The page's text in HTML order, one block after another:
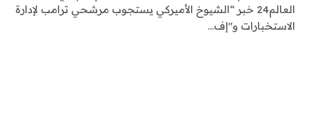
العالم24 خبر “الشيوخ الأميركي يستجوب مرشحي ترامب لإدارة
الاستخبارات و"إف…